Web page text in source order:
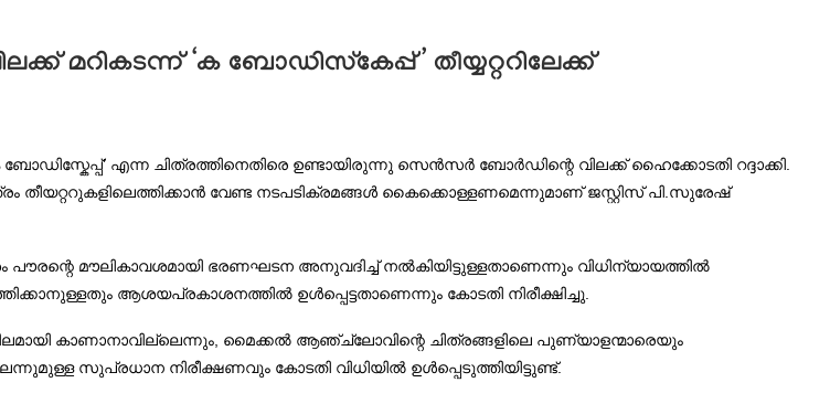
‘ക ബോഡിസ്കേപ്പ്’ തീയ്യറ്ററിലേക്ക്
എന്ന ചിത്രത്തിനെതിരെ ഉണ്ടായിരുന്നു സെന്‍സര്‍ ബോര്‍ഡിന്റെ വിലക്ക് ഹൈക്കോടതി റദ്ദാക്കി.
തീയറ്ററുകളിലെത്തിക്കാന്‍ വേണ്ട നടപടിക്രമങ്ങള്‍ കൈക്കൊള്ളണമെന്നുമാണ് ജസ്റ്റിസ് പി.സുരേഷ്
മൗലികാവശമായി ഭരണഘടന അനുവദിച്ച് നല്‍കിയിട്ടുള്ളതാണെന്നും വിധിന്യായത്തില്‍
ആശയപ്രകാശനത്തില്‍ ഉള്‍പ്പെട്ടതാണെന്നും കോടതി നിരീക്ഷിച്ചു.
കാണാനാവില്ലെന്നും, മൈക്കല്‍ ആഞ്ച്ലോവിന്റെ ചിത്രങ്ങളിലെ പുണ്യാളന്മാരെയും
സുപ്രധാന നിരീക്ഷണവും കോടതി വിധിയില്‍ ഉള്‍പ്പെടുത്തിയിട്ടുണ്ട്.